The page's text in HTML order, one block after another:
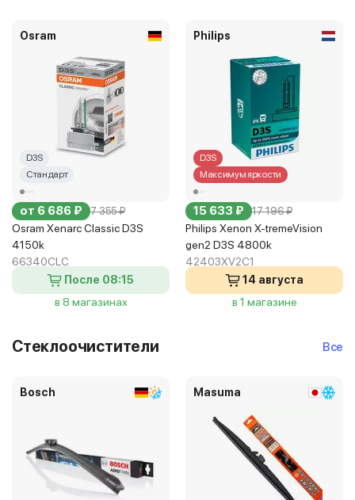
Osram
D3S
Стандарт
от 6 686 ₽ 7 355 ₽
Osram Xenarc Classic D3S
4150k
66340CLC
После 08:15
в 8 магазинах
Philips
D3S
Максимум яркости
15 633 ₽ 17 196 ₽
Philips Xenon X-tremeVision
gen2 D3S 4800k
42403XV2C1
14 августа
в 1 магазине
Стеклоочистители Все
Bosch Masuma